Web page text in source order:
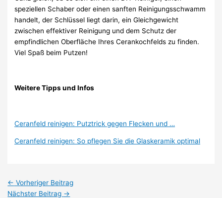
speziellen Schaber oder einen sanften Reinigungsschwamm
handelt, der Schlüssel liegt darin, ein Gleichgewicht
zwischen effektiver Reinigung und dem Schutz der
empfindlichen Oberfläche Ihres Cerankochfelds zu finden.
Viel Spaß beim Putzen!
Weitere Tipps und Infos
Ceranfeld reinigen: Putztrick gegen Flecken und …
Ceranfeld reinigen: So pflegen Sie die Glaskeramik optimal
← Vorheriger Beitrag
Nächster Beitrag →